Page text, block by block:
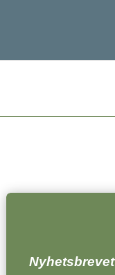
Nyhetsbrevet